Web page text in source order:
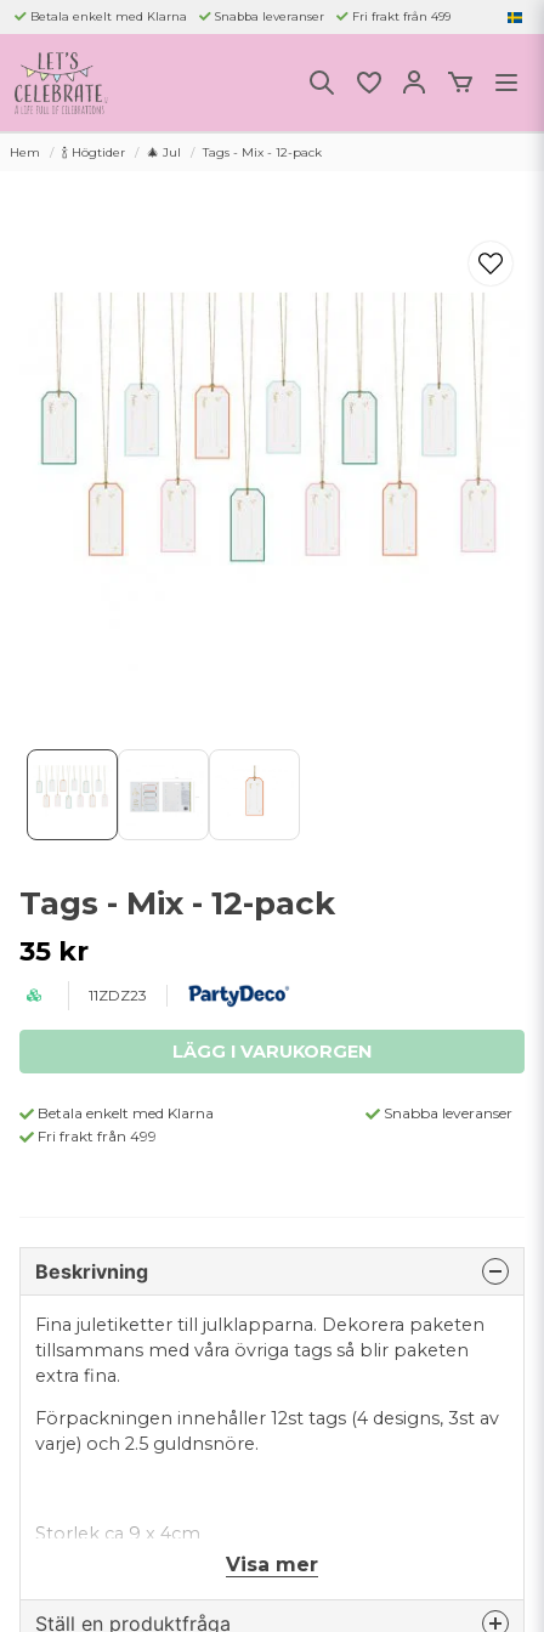
Betala enkelt med Klarna Snabba leveranser Fri frakt från 499
Hem 🍾 Högtider 🎄 Jul Tags - Mix - 12-pack
Tags - Mix - 12-pack
35 kr
11ZDZ23
LÄGG I VARUKORGEN
Betala enkelt med Klarna
Snabba leveranser
Fri frakt från 499
Beskrivning
Fina juletiketter till julklapparna. Dekorera paketen
tillsammans med våra övriga tags så blir paketen
extra fina.
Förpackningen innehåller 12st tags (4 designs, 3st av
varje) och 2.5 guldnsnöre.
Storlek ca 9 x 4cm
Visa mer
Ställ en produktfråga